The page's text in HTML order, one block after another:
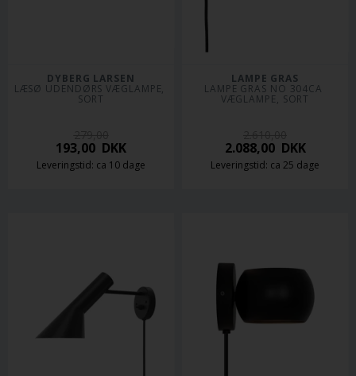
DYBERG LARSEN
LÆSØ UDENDØRS VÆGLAMPE,
SORT
193,00 DKK
Leveringstid: ca 10 dage
LAMPE GRAS
LAMPE GRAS NO 304CA
VÆGLAMPE, SORT
2.088,00DKK
Leveringstid: ca 25 dage